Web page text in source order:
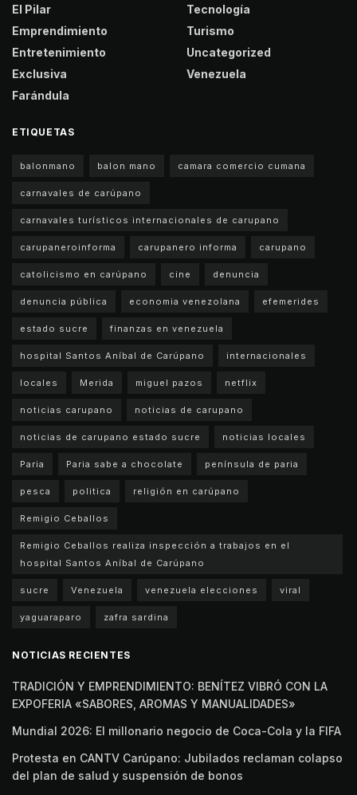
El Pilar
Emprendimiento
Entretenimiento
Exclusiva
Farándula
Tecnología
Turismo
Uncategorized
Venezuela
ETIQUETAS
balonmano balon mano camara comercio cumana
carnavales de carúpano
carnavales turísticos internacionales de carupano
carupaneroinforma carupanero informa carupano
catolicismo en carúpano cine denuncia
denuncia pública economia venezolana efemerides
estado sucre finanzas en venezuela
hospital Santos Aníbal de Carúpano internacionales
locales Merida miguel pazos netflix
noticias carupano noticias de carupano
noticias de carupano estado sucre noticias locales
Paria Paria sabe a chocolate península de paria
pesca politica religión en carúpano
Remigio Ceballos
Remigio Ceballos realiza inspección a trabajos en el
hospital Santos Aníbal de Carúpano
sucre Venezuela venezuela elecciones viral
yaguaraparo zafra sardina
NOTICIAS RECIENTES
TRADICIÓN Y EMPRENDIMIENTO: BENÍTEZ VIBRÓ CON LA
EXPOFERIA «SABORES, AROMAS Y MANUALIDADES»
Mundial 2026: El millonario negocio de Coca-Cola y la FIFA
Protesta en CANTV Carúpano: Jubilados reclaman colapso
del plan de salud y suspensión de bonos